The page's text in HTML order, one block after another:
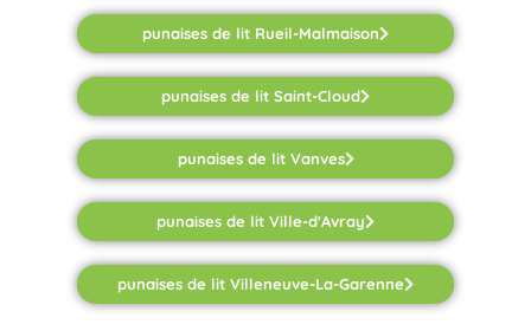
punaises de lit Rueil-Malmaison
punaises de lit Saint-Cloud
punaises de lit Vanves
punaises de lit Ville-d'Avray
punaises de lit Villeneuve-La-Garenne